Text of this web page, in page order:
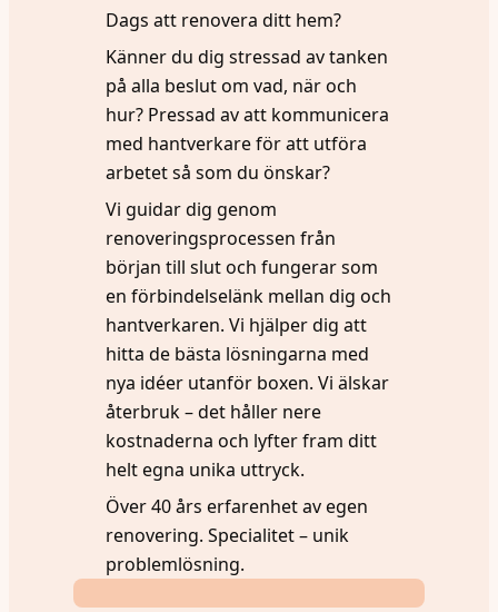
Dags att renovera ditt hem?
Känner du dig stressad av tanken
på alla beslut om vad, när och
hur? Pressad av att kommunicera
med hantverkare för att utföra
arbetet så som du önskar?
Vi guidar dig genom
renoveringsprocessen från
början till slut och fungerar som
en förbindelselänk mellan dig och
hantverkaren. Vi hjälper dig att
hitta de bästa lösningarna med
nya idéer utanför boxen. Vi älskar
återbruk – det håller nere
kostnaderna och lyfter fram ditt
helt egna unika uttryck.
Över 40 års erfarenhet av egen
renovering. Specialitet – unik
problemlösning.